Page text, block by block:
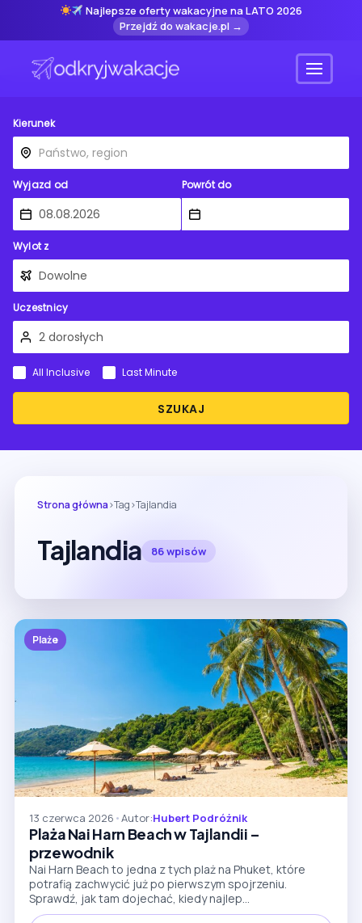
Najlepsze oferty wakacyjne na LATO 2026
Przejdź do wakacje.pl →
Menu
Kierunek
Wyjazd od Powrót do
Wylot z
Uczestnicy
SZUKAJ
All Inclusive Last Minute
Strona główna›Tag›Tajlandia
Tajlandia 86 wpisów
Plaże
13 czerwca 2026 •Autor:Hubert Podróżnik
Plaża Nai Harn Beach w Tajlandii –
przewodnik
Nai Harn Beach to jedna z tych plaż na Phuket, które
potrafią zachwycić już po pierwszym spojrzeniu.
Sprawdź, jak tam dojechać, kiedy najlep...